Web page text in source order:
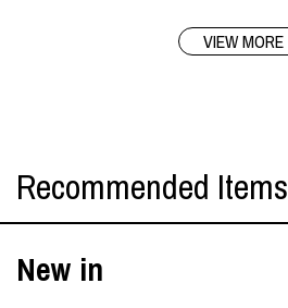
VIEW MORE
Recommended Items
New in